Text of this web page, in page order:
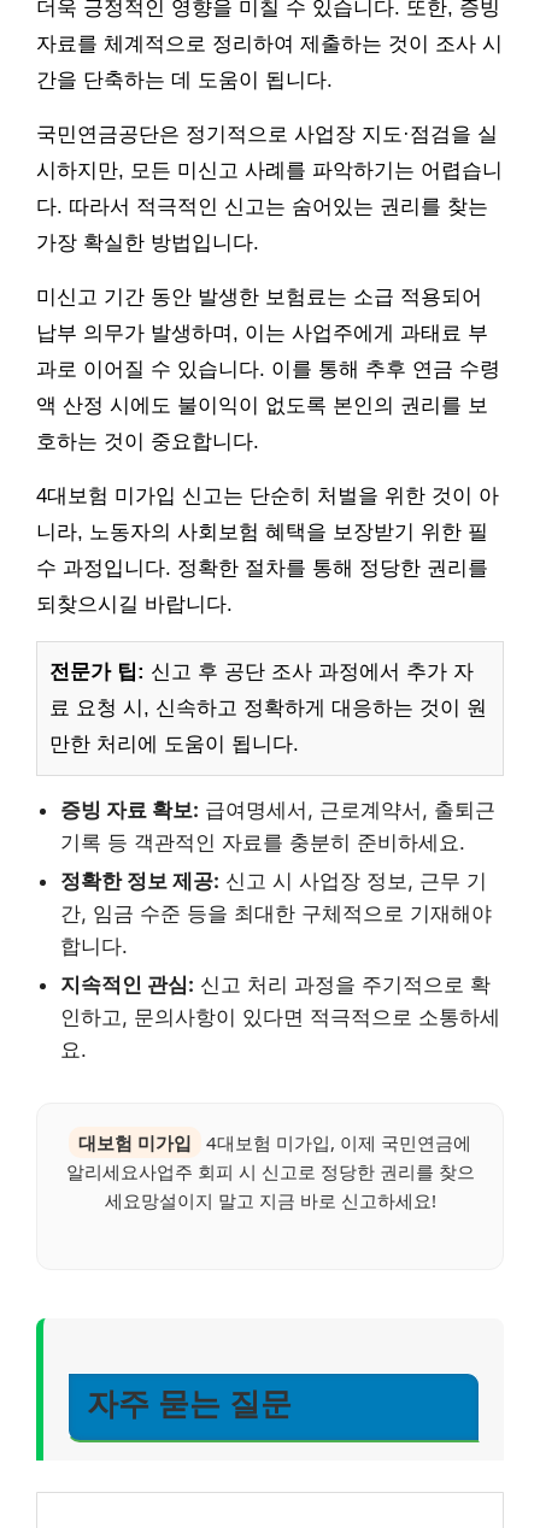
더욱 긍정적인 영향을 미칠 수 있습니다. 또한, 증빙
자료를 체계적으로 정리하여 제출하는 것이 조사 시
간을 단축하는 데 도움이 됩니다.
국민연금공단은 정기적으로 사업장 지도·점검을 실
시하지만, 모든 미신고 사례를 파악하기는 어렵습니
다. 따라서 적극적인 신고는 숨어있는 권리를 찾는
가장 확실한 방법입니다.
미신고 기간 동안 발생한 보험료는 소급 적용되어
납부 의무가 발생하며, 이는 사업주에게 과태료 부
과로 이어질 수 있습니다. 이를 통해 추후 연금 수령
액 산정 시에도 불이익이 없도록 본인의 권리를 보
호하는 것이 중요합니다.
4대보험 미가입 신고는 단순히 처벌을 위한 것이 아
니라, 노동자의 사회보험 혜택을 보장받기 위한 필
수 과정입니다. 정확한 절차를 통해 정당한 권리를
되찾으시길 바랍니다.
전문가 팁: 신고 후 공단 조사 과정에서 추가 자
료 요청 시, 신속하고 정확하게 대응하는 것이 원
만한 처리에 도움이 됩니다.
증빙 자료 확보: 급여명세서, 근로계약서, 출퇴근
기록 등 객관적인 자료를 충분히 준비하세요.
정확한 정보 제공: 신고 시 사업장 정보, 근무 기
간, 임금 수준 등을 최대한 구체적으로 기재해야
합니다.
지속적인 관심: 신고 처리 과정을 주기적으로 확
인하고, 문의사항이 있다면 적극적으로 소통하세
요.
대보험 미가입
4대보험 미가입, 이제 국민연금에
알리세요사업주 회피 시 신고로 정당한 권리를 찾으
세요망설이지 말고 지금 바로 신고하세요!
자주 묻는 질문